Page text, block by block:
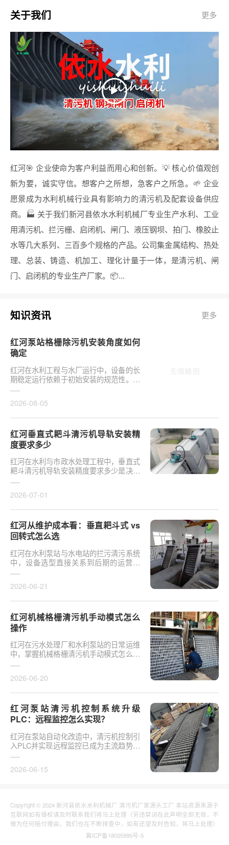
关于我们 更多
红河🎯 企业使命为客户利益而用心和创新。💡 核心价值观创
新为要，诚实守信。想客户之所想，急客户之所急。🌱 企业
愿景成为水利机械行业具有影响力的清污机及配套设备供应
商。🏭 关于我们新河县依水水利机械厂专业生产水利、工业
用清污机、拦污栅、启闭机、闸门、液压钢坝、拍门、橡胶止
水等几大系列、三百多个规格的产品。公司集金属结构、热处
理、总装、铸造、机加工、理化计量于一体，是清污机、闸
门、启闭机的专业生产厂家。📦...
知识资讯 更多
红河泵站格栅除污机安装角度如何
确定
红河在水利工程与水厂运行中，设备的长
期稳定运行依赖于初始安装的规范性。对
于泵站核心拦污设备而言，其倾斜度直接
2026-08-05
红河垂直式耙斗清污机导轨安装精
度要求多少
红河在水利与市政水处理工程中，垂直式
耙斗清污机导轨安装精度要求多少是决定
设备运行平稳性的核心**。导轨作为耙斗
2026-07-01
红河从维护成本看：垂直耙斗式 vs
回转式怎么选
红河在水利泵站与水电站的拦污清污系统
中，设备选型直接关系到后期的运营开
支。探讨从维护成本看：垂直耙斗式 vs
2026-06-21
红河机械格栅清污机手动模式怎么
操作
红河在污水处理厂和水利泵站的日常运维
中，掌握机械格栅清污机手动模式怎么操
作是保障设备稳定运行的基础环节。以某
2026-06-20
红河泵站清污机控制系统升级
PLC：远程监控怎么实现？
红河在泵站自动化改造中，清污机控制引
入PLC并实现远程监控已成为主流趋势。
传统清污机多采用继电器硬接线，无法实
2026-06-15
Copyright © 2024 新河县依水水利机械厂 清污机厂家源头工厂 本站资源来源于
互联网如有侵权请及时联系我们将马上处理（另违禁词在此声明全部无效，不
做为任何赔付理由，我们也在不断排查中，如有还望及时告知，将马上处理）
冀ICP备18025995号-5